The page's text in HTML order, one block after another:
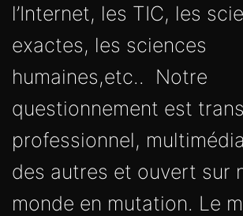
l’Internet, les TIC, les
exactes, les sciences
humaines,etc.. Notre
questionnement est
professionnel,
des autres et ouvert sur
monde en mutation. Le